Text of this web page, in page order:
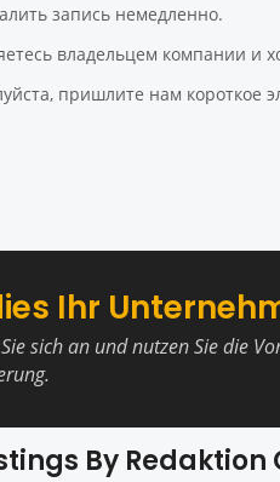
запись немедленно.
владельцем компании и
пришлите нам короткое
Ihr
sich an und nutzen Sie die
By